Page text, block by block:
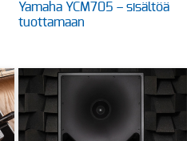
Yamaha YCM705 – sisältöä
tuottamaan